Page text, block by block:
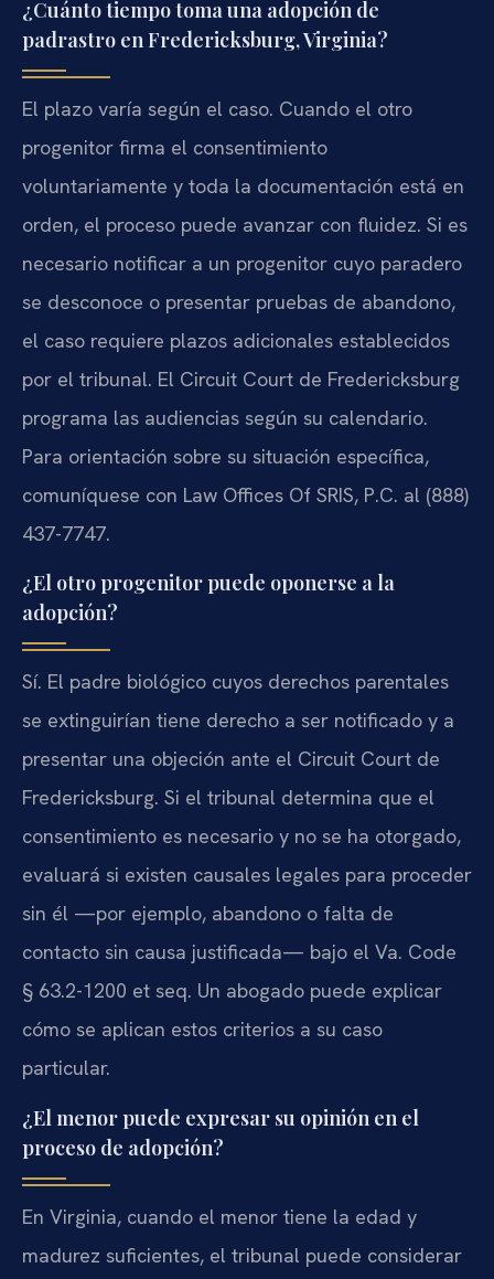
¿Cuánto tiempo toma una adopción de
padrastro en Fredericksburg, Virginia?
El plazo varía según el caso. Cuando el otro
progenitor firma el consentimiento
voluntariamente y toda la documentación está en
orden, el proceso puede avanzar con fluidez. Si es
necesario notificar a un progenitor cuyo paradero
se desconoce o presentar pruebas de abandono,
el caso requiere plazos adicionales establecidos
por el tribunal. El Circuit Court de Fredericksburg
programa las audiencias según su calendario.
Para orientación sobre su situación específica,
comuníquese con Law Offices Of SRIS, P.C. al (888)
437-7747.
¿El otro progenitor puede oponerse a la
adopción?
Sí. El padre biológico cuyos derechos parentales
se extinguirían tiene derecho a ser notificado y a
presentar una objeción ante el Circuit Court de
Fredericksburg. Si el tribunal determina que el
consentimiento es necesario y no se ha otorgado,
evaluará si existen causales legales para proceder
sin él —por ejemplo, abandono o falta de
contacto sin causa justificada— bajo el Va. Code
§ 63.2-1200 et seq. Un abogado puede explicar
cómo se aplican estos criterios a su caso
particular.
¿El menor puede expresar su opinión en el
proceso de adopción?
En Virginia, cuando el menor tiene la edad y
madurez suficientes, el tribunal puede considerar